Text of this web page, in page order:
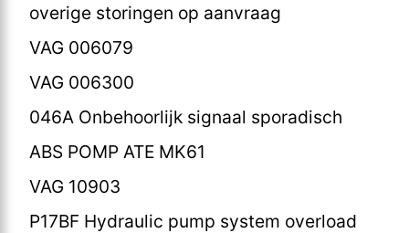
overige storingen op aanvraag
VAG 006079
VAG 006300
046A Onbehoorlijk signaal sporadisch
ABS POMP ATE MK61
VAG 10903
P17BF Hydraulic pump system overload